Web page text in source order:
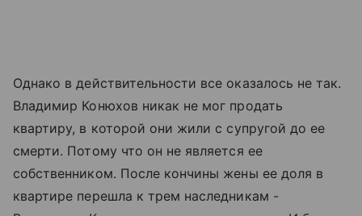
Однако в действительности все оказалось не так.
Владимир Конюхов никак не мог продать
квартиру, в которой они жили с супругой до ее
смерти. Потому что он не является ее
собственником. После кончины жены ее доля в
квартире перешла к трем наследникам -